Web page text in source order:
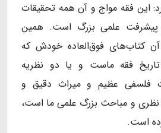
این فقه مواج و آن همه تحقیقات
پیشرفت علمی بزرگ است. همین
آن کتاب‌های فوق‌العاده خودش که
فقه ماست و یا دو نظریه
فلسفی عظیم و میراث دقیق و
نظری و مباحث بزرگ علمی ما است،
است.